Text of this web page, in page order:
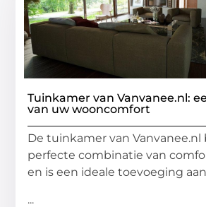
Tuinkamer van Vanvanee.nl:
van uw wooncomfort
De tuinkamer van Vanvanee.nl
perfecte combinatie van
en is een ideale toevoeging
...